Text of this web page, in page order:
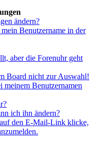
ändern?
Benutzername in der
aber die Forenuhr geht
Board nicht zur Auswahl!
meinem Benutzernamen
ich ihn ändern?
den E-Mail-Link klicke,